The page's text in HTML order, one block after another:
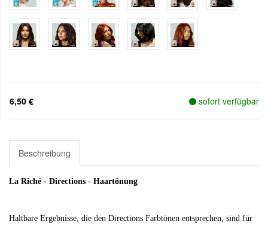
6,50 € sofort verfügbar
Beschreibung
La Riché - Directions - Haartönung
Haltbare Ergebnisse, die den Directions Farbtönen entsprechen, sind für